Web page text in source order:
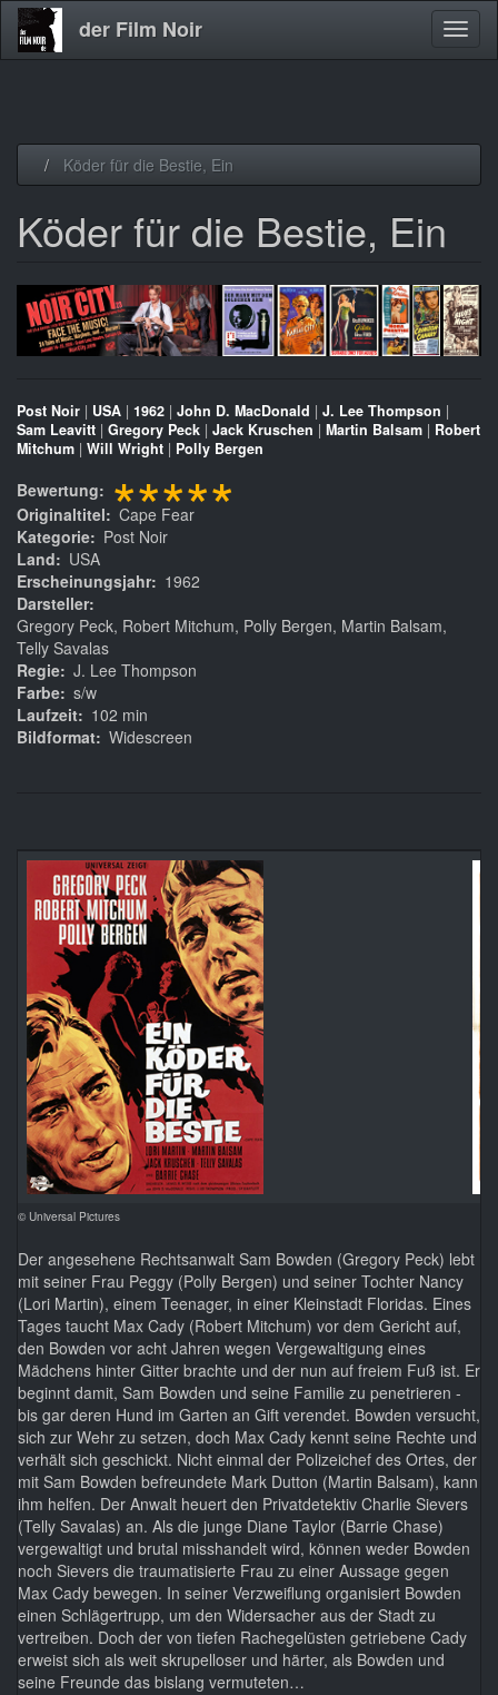
der Film Noir
Köder für die Bestie, Ein
Köder für die Bestie, Ein
Post Noir | USA | 1962 | John D. MacDonald | J. Lee Thompson |
Sam Leavitt | Gregory Peck | Jack Kruschen | Martin Balsam | Robert
Mitchum | Will Wright | Polly Bergen
Bewertung *****
Originaltitel
Cape Fear
Kategorie
Post Noir
Land
USA
Erscheinungsjahr
1962
Darsteller
Gregory Peck, Robert Mitchum, Polly Bergen, Martin Balsam,
Telly Savalas
Regie J. Lee Thompson
Farbe s/w
Laufzeit
102 min
Bildformat Widescreen
© Universal Pictures
Der angesehene Rechtsanwalt Sam Bowden (Gregory Peck) lebt
mit seiner Frau Peggy (Polly Bergen) und seiner Tochter Nancy
(Lori Martin), einem Teenager, in einer Kleinstadt Floridas. Eines
Tages taucht Max Cady (Robert Mitchum) vor dem Gericht auf,
den Bowden vor acht Jahren wegen Vergewaltigung eines
Mädchens hinter Gitter brachte und der nun auf freiem Fuß ist. Er
beginnt damit, Sam Bowden und seine Familie zu penetrieren -
bis gar deren Hund im Garten an Gift verendet. Bowden versucht,
sich zur Wehr zu setzen, doch Max Cady kennt seine Rechte und
verhält sich geschickt. Nicht einmal der Polizeichef des Ortes, der
mit Sam Bowden befreundete Mark Dutton (Martin Balsam), kann
ihm helfen. Der Anwalt heuert den Privatdetektiv Charlie Sievers
(Telly Savalas) an. Als die junge Diane Taylor (Barrie Chase)
vergewaltigt und brutal misshandelt wird, können weder Bowden
noch Sievers die traumatisierte Frau zu einer Aussage gegen
Max Cady bewegen. In seiner Verzweiflung organisiert Bowden
einen Schlägertrupp, um den Widersacher aus der Stadt zu
vertreiben. Doch der von tiefen Rachegelüsten getriebene Cady
erweist sich als weit skrupelloser und härter, als Bowden und
seine Freunde das bislang vermuteten…